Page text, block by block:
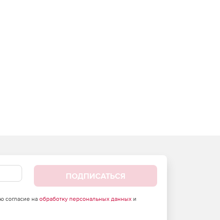
ПОДПИСАТЬСЯ
согласие на обработку персональных данныхи